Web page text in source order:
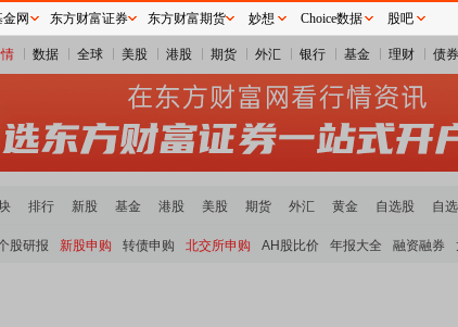
数据 全球 美股 港股 期货 外汇 银行 基金 理财 债券
排行 新股 基金 港股 美股 期货 外汇 黄金 自选股 自
股研报 新股申购 转债申购 北交所申购 AH股比价 年报大全 融资融券
网 东方财富证券 东方财富期货 妙想 Choice数据 股吧